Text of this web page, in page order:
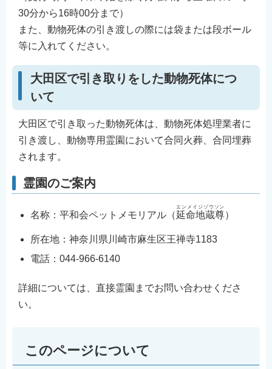
30分から16時00分まで）
また、動物死体の引き渡しの際には袋または段ボール
等に入れてください。
大田区で引き取りをした動物死体につ
いて
大田区で引き取った動物死体は、動物死体処理業者に
引き渡し、動物専用霊園において合同火葬、合同埋葬
されます。
霊園のご案内
名称：平和会ペットメモリアル（延命地蔵尊
エンメイジゾウソン
）
所在地：神奈川県川崎市麻生区王禅寺1183
電話：044-966-6140
詳細については、直接霊園までお問い合わせくださ
い。
このページについて